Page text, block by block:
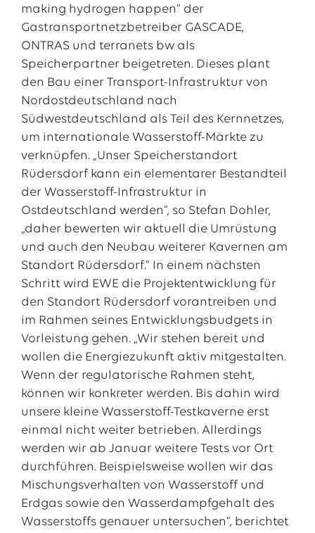
making hydrogen happen“ der
Gastransportnetzbetreiber GASCADE,
ONTRAS und terranets bw als
Speicherpartner beigetreten. Dieses plant
den Bau einer Transport-Infrastruktur von
Nordostdeutschland nach
Südwestdeutschland als Teil des Kernnetzes,
um internationale Wasserstoff-Märkte zu
verknüpfen. „Unser Speicherstandort
Rüdersdorf kann ein elementarer Bestandteil
der Wasserstoff-Infrastruktur in
Ostdeutschland werden“, so Stefan Dohler,
„daher bewerten wir aktuell die Umrüstung
und auch den Neubau weiterer Kavernen am
Standort Rüdersdorf.“ In einem nächsten
Schritt wird EWE die Projektentwicklung für
den Standort Rüdersdorf vorantreiben und
im Rahmen seines Entwicklungsbudgets in
Vorleistung gehen. „Wir stehen bereit und
wollen die Energiezukunft aktiv mitgestalten.
Wenn der regulatorische Rahmen steht,
können wir konkreter werden. Bis dahin wird
unsere kleine Wasserstoff-Testkaverne erst
einmal nicht weiter betrieben. Allerdings
werden wir ab Januar weitere Tests vor Ort
durchführen. Beispielsweise wollen wir das
Mischungsverhalten von Wasserstoff und
Erdgas sowie den Wasserdampfgehalt des
Wasserstoffs genauer untersuchen“, berichtet